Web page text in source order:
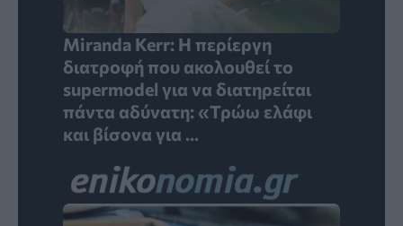
Miranda Kerr: Η περίεργη
διατροφή που ακολουθεί το
supermodel για να διατηρείται
πάντα αδύνατη: «Τρώω ελάφι
και βίσονα για ...